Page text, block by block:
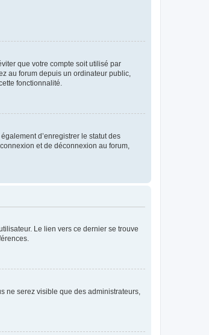
que votre compte soit utilisé par
au forum depuis un ordinateur public,
fonctionnalité.
d’enregistrer le statut des
et de déconnexion au forum,
Le lien vers ce dernier se trouve
ne serez visible que des administrateurs,